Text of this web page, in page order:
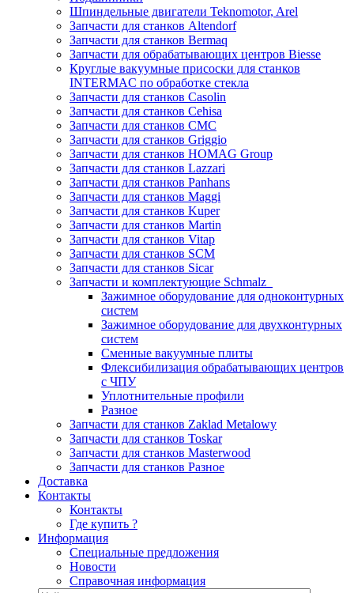
Шпиндельные двигатели Teknomotor, Arel
Запчасти для станков Altendorf
Запчасти для станков Bermaq
Запчасти для обрабатывающих центров Biesse
Круглые вакуумные присоски для станков
INTERMAC по обработке стекла
Запчасти для станков Casolin
Запчасти для станков Cehisa
Запчасти для станков CMC
Запчасти для станков Griggio
Запчасти для станков HOMAG Group
Запчасти для станков Lazzari
Запчасти для станков Panhans
Запчасти для станков Maggi
Запчасти для станков Kuper
Запчасти для станков Martin
Запчасти для станков Vitap
Запчасти для станков SCM
Запчасти для станков Sicar
Запчасти и комплектующие Schmalz
Зажимное оборудование для одноконтурных
систем
Зажимное оборудование для двухконтурных
систем
Сменные вакуумные плиты
Флексибилизация обрабатывающих центров
с ЧПУ
Уплотнительные профили
Разное
Запчасти для станков Zaklad Metalowy
Запчасти для станков Toskar
Запчасти для станков Masterwood
Запчасти для станков Разное
Доставка
Контакты
Контакты
Где купить ?
Информация
Специальные предложения
Новости
Справочная информация